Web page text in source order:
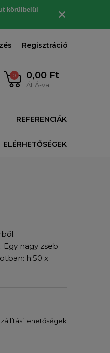
körülbelül
×
Regisztráció
0 0,00 Ft
ÁFÁ-val
REFERENCIÁK
ELÉRHETŐSÉGEK
Egy nagy zseb
h:50 x
lehetőségek